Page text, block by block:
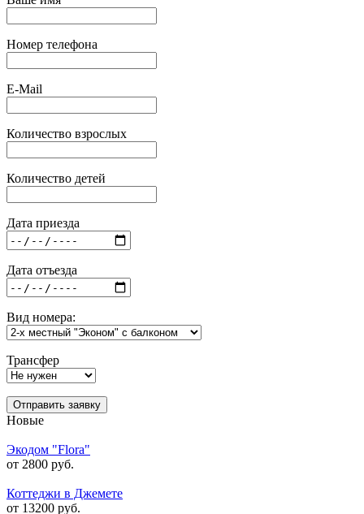
Номер телефона
E-Mail
Количество взрослых
Количество детей
Дата приезда
Дата отъезда
Вид номера:
Трансфер
Отправить заявку
Новые
Экодом "Flora"
от 2800 руб.
Коттеджи в Джемете
от 13200 руб.